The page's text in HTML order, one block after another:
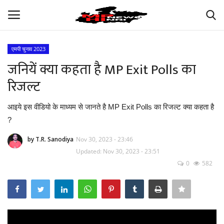
अपना मध्य प्रदेश
भारत
ऑटोमोबाइल
मनोरंजन
एमपी चुनाव 2023
जनियें क्या कहता है MP Exit Polls का
रिजल्ट
आइये इस वीडियो के माध्यम से जानते है MP Exit Polls का रिजल्ट क्या कहता है
?
by T.R. Sanodiya Nov 30, 2023 - 23:46
Updated: Nov 30, 2023 - 23:51
0
582